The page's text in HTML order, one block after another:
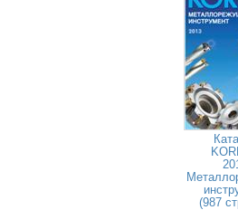
(987